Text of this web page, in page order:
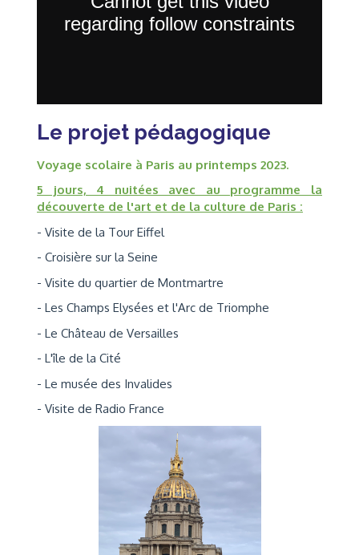
Le projet pédagogique
Voyage scolaire à Paris au printemps 2023.
5 jours, 4 nuitées avec au programme la
découverte de l'art et de la culture de Paris :
- Visite de la Tour Eiffel
- Croisière sur la Seine
- Visite du quartier de Montmartre
- Les Champs Elysées et l'Arc de Triomphe
- Le Château de Versailles
- L'île de la Cité
- Le musée des Invalides
- Visite de Radio France